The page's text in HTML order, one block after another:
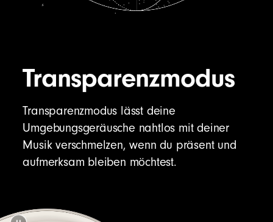
Transparenzmodus
Transparenzmodus lässt deine
Umgebungsgeräusche nahtlos mit deiner
Musik verschmelzen, wenn du präsent und
aufmerksam bleiben möchtest.